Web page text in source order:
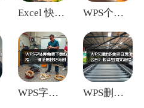
Excel 快捷键：执行或展开选中的命令 WPS个人免费版功能全解析：够用吗？适合
WPS字体库免费下载教程：一键使用技巧与 WPS删除多余空白页怎么删？超详细图文教